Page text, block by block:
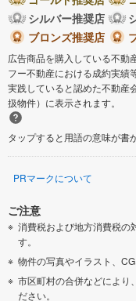
シルバー推奨店
ブロンズ推奨店
広告商品を購入している不動
フー不動産における成約実績
実践していると認めた不動産
扱物件）に表示されます。
タップすると用語の意味が書
PRマークについて
ご注意
消費税および地方消費税の
す。
物件の写真やイラスト、
市区町村の合併などにより
ださい。